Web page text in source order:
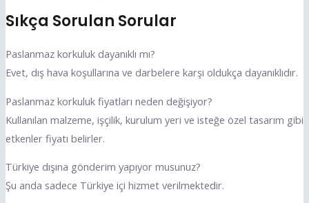
Sıkça Sorulan Sorular
Paslanmaz korkuluk dayanıklı mı?
Evet, dış hava koşullarına ve darbelere karşı oldukça dayanıklıdır.
Paslanmaz korkuluk fiyatları neden değişiyor?
Kullanılan malzeme, işçilik, kurulum yeri ve isteğe özel tasarım gibi
etkenler fiyatı belirler.
Türkiye dışına gönderim yapıyor musunuz?
Şu anda sadece Türkiye içi hizmet verilmektedir.